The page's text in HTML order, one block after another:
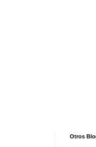
Otros